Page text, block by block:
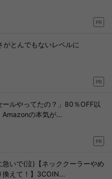
PR
がとんでもないレベルに
PR
ールやってたの？」80％OFF以
Amazonの本気が...
PR
急いで(泣)【ネッククーラーやめ
換えて！】3COIN...